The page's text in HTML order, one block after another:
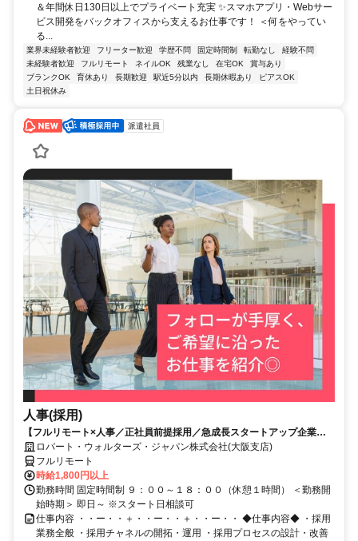
＆年間休日130日以上でプライベート充実 ✨スマホアプリ・Webサー
ビス開発をバックオフィスから支えるお仕事です！ ＜何をやってい
る...
業界未経験者歓迎 フリーター歓迎 学歴不問 固定時間制 転勤なし
経験不問
未経験者歓迎
フルリモート ネイルOK 残業なし 在宅OK
賞与あり
ブランクOK
育休あり 長期歓迎 駅近5分以内 長期休暇あり
ピアスOK
土日祝休み
派遣社員
人事(採用)
【フルリモート×人事／正社員前提採用／急成長スタートアップ企業／
英語】Robert Walters
ロバート・ウォルターズ・ジャパン株式会社(大阪支店)
フルリモート
時給1,800円以上
勤務時間 固定時間制 ９：００～１８：００（休憩１時間） ＜勤務開
始時期＞ 即日～ ※スタート日相談可
仕事内容 ・・ー・・＋・・ー・・＋・・ー・・ ◆仕事内容◆ ・採用
業務全般 ・採用チャネルの開拓・運用 ・採用プロセスの設計・改善